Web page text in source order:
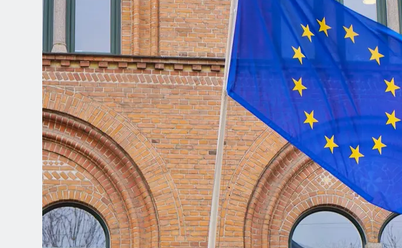
English (United Kingdom)
English (United States)
Spanish (Spain)
Spanish (Latin America)
German
French
Italian
Czech